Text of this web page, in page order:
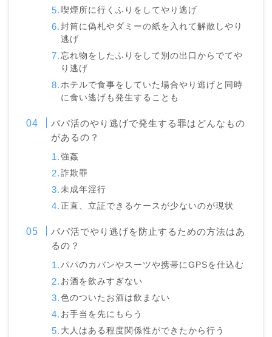
喫煙所に行くふりをしてやり逃げ
封筒に偽札やダミーの紙を入れて解散しやり
逃げ
忘れ物をしたふりをして別の出口からでてや
り逃げ
ホテルで食事をしていた場合やり逃げと同時
に食い逃げも発生することも
パパ活のやり逃げで発生する罪はどんなもの
があるの？
強姦
詐欺罪
未成年淫行
正直、立証できるケースが少ないのが現状
パパ活でやり逃げを防止するための方法はあ
るの？
パパのカバンやスーツや携帯にGPSを仕込む
お酒を飲みすぎない
色のついたお酒は飲まない
お手当を先にもらう
大人はある程度関係性ができたから行う